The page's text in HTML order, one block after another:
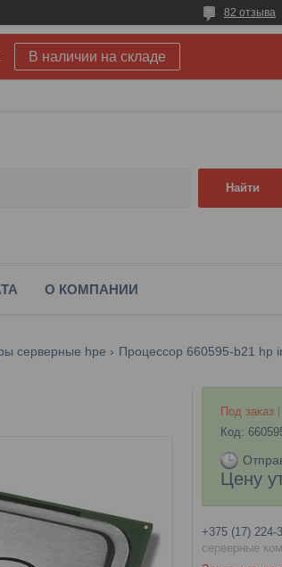
82 отзыва
В наличии на складе
Найти
О КОМПАНИИ
серверные hpe Процессор 660595-b21 hp
Под заказ
Код:
Цену
+375 (17) 224-
серверные